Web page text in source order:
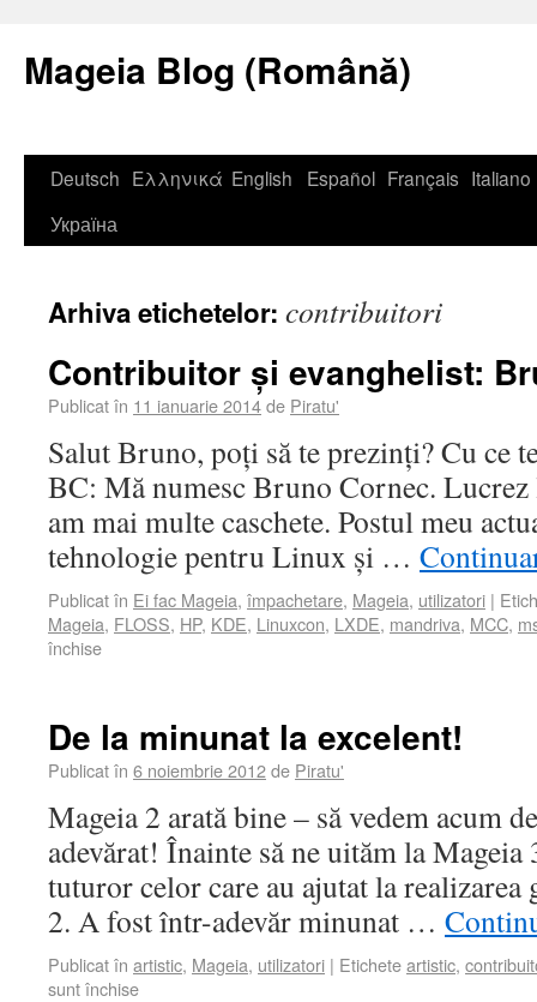
Mageia Blog (Română)
Deutsch Ελληνικά English Español Français Italiano
Україна
Arhiva etichetelor: contribuitori
Contribuitor și evanghelist:
Publicat în 11 ianuarie 2014de Piratu'
Salut Bruno, poți să te prezinți? Cu ce
BC: Mă numesc Bruno Cornec. Lucrez
am mai multe caschete. Postul meu
tehnologie pentru Linux și …
Publicat în Ei fac Mageia, împachetare, Mageia, utilizatori |
Mageia, FLOSS, HP, KDE, Linuxcon, LXDE, mandriva, MCC,
închise
De la minunat la excelent!
Publicat în 6 noiembrie 2012de Piratu'
Mageia 2 arată bine – să vedem acum
adevărat! Înainte să ne uităm la
tuturor celor care au ajutat la
2. A fost într-adevăr minunat …
Publicat în artistic, Mageia, utilizatori | Eticheteartistic,
sunt închise